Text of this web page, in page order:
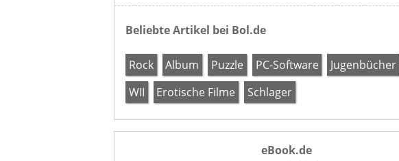
Beliebte Artikel bei Bol.de
Rock Album Puzzle PC-Software Jugenbücher
WII
Erotische Filme Schlager
eBook.de